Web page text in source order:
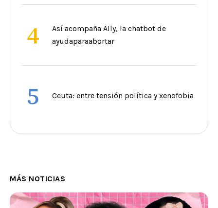
4
Así acompaña Ally, la chatbot de
ayudaparaabortar
5 Ceuta: entre tensión política y xenofobia
MÁS NOTICIAS